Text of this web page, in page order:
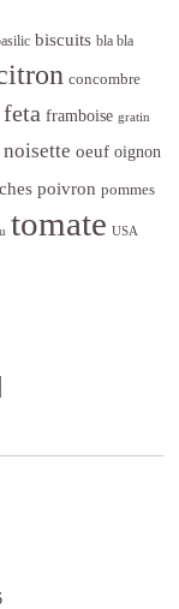
biscuits bla bla
concombre
feta framboise gratin
noisette oeuf oignon
poivron pommes
tomate USA